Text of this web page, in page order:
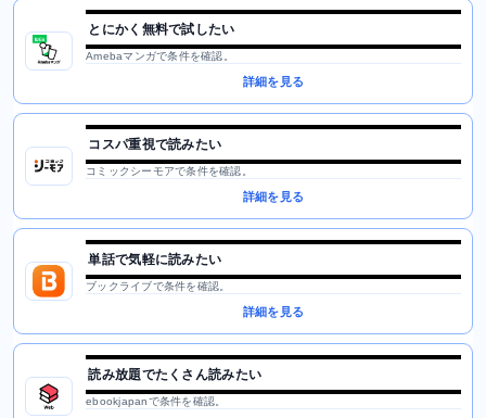
とにかく無料で試したい
Amebaマンガで条件を確認。
詳細を見る
コスパ重視で読みたい
コミックシーモアで条件を確認。
詳細を見る
単話で気軽に読みたい
ブックライブで条件を確認。
詳細を見る
読み放題でたくさん読みたい
ebookjapanで条件を確認。